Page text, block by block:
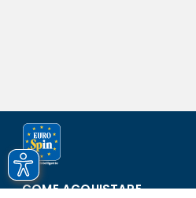
COME ACQUISTARE